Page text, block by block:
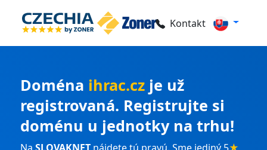
Kontakt
Doména ihrac.cz je už
registrovaná. Registrujte si
doménu u jednotky na trhu!